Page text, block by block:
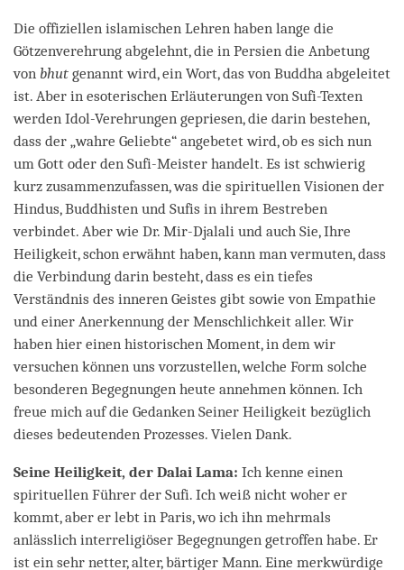
Die offiziellen islamischen Lehren haben lange die
Götzenverehrung abgelehnt, die in Persien die Anbetung
von bhut genannt wird, ein Wort, das von Buddha abgeleitet
ist. Aber in esoterischen Erläuterungen von Sufi-Texten
werden Idol-Verehrungen gepriesen, die darin bestehen,
dass der „wahre Geliebte“ angebetet wird, ob es sich nun
um Gott oder den Sufi-Meister handelt. Es ist schwierig
kurz zusammenzufassen, was die spirituellen Visionen der
Hindus, Buddhisten und Sufis in ihrem Bestreben
verbindet. Aber wie Dr. Mir-Djalali und auch Sie, Ihre
Heiligkeit, schon erwähnt haben, kann man vermuten, dass
die Verbindung darin besteht, dass es ein tiefes
Verständnis des inneren Geistes gibt sowie von Empathie
und einer Anerkennung der Menschlichkeit aller. Wir
haben hier einen historischen Moment, in dem wir
versuchen können uns vorzustellen, welche Form solche
besonderen Begegnungen heute annehmen können. Ich
freue mich auf die Gedanken Seiner Heiligkeit bezüglich
dieses bedeutenden Prozesses. Vielen Dank.
Seine Heiligkeit, der Dalai Lama: Ich kenne einen
spirituellen Führer der Sufi. Ich weiß nicht woher er
kommt, aber er lebt in Paris, wo ich ihn mehrmals
anlässlich interreligiöser Begegnungen getroffen habe. Er
ist ein sehr netter, alter, bärtiger Mann. Eine merkwürdige